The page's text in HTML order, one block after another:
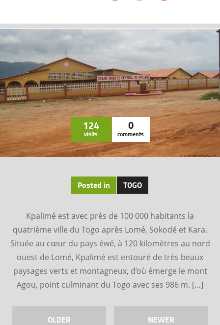
124
visits
0
comments
Posted in TOGO
Kpalimé est avec près de 100 000 habitants la
quatrième ville du Togo après Lomé, Sokodé et Kara.
Située au cœur du pays éwé, à 120 kilomètres au nord
ouest de Lomé, Kpalimé est entouré de très beaux
paysages verts et montagneux, d’où émerge le mont
Agou, point culminant du Togo avec ses 986 m. […]
OLDER NEWER